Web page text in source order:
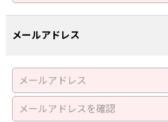
メールアドレス